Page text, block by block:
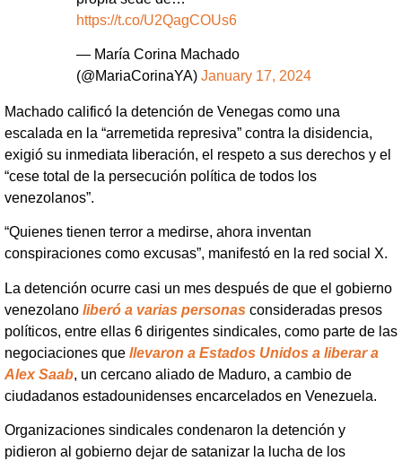
https://t.co/U2QagCOUs6
— María Corina Machado
(@MariaCorinaYA) January 17, 2024
Machado calificó la detención de Venegas como una
escalada en la “arremetida represiva” contra la disidencia,
exigió su inmediata liberación, el respeto a sus derechos y el
“cese total de la persecución política de todos los
venezolanos”.
“Quienes tienen terror a medirse, ahora inventan
conspiraciones como excusas”, manifestó en la red social X.
La detención ocurre casi un mes después de que el gobierno
venezolano liberó a varias personas consideradas presos
políticos, entre ellas 6 dirigentes sindicales, como parte de las
negociaciones que llevaron a Estados Unidos a liberar a
Alex Saab, un cercano aliado de Maduro, a cambio de
ciudadanos estadounidenses encarcelados en Venezuela.
Organizaciones sindicales condenaron la detención y
pidieron al gobierno dejar de satanizar la lucha de los